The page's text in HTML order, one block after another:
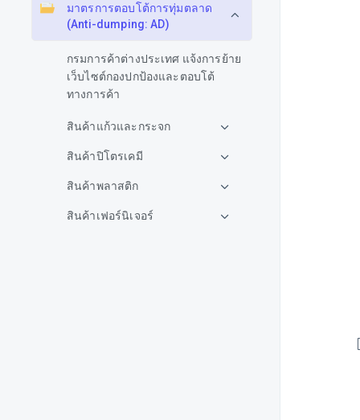
มาตรการตอบโต้การทุ่มตลาด
(Anti-dumping: AD)
กรมการค้าต่างประเทศ แจ้งการย้าย
เว็บไซต์กองปกป้องและตอบโต้
ทางการค้า
สินค้าแก้วและกระจก
สินค้าปิโตรเคมี
สินค้าพลาสติก
สินค้าเฟอร์นิเจอร์